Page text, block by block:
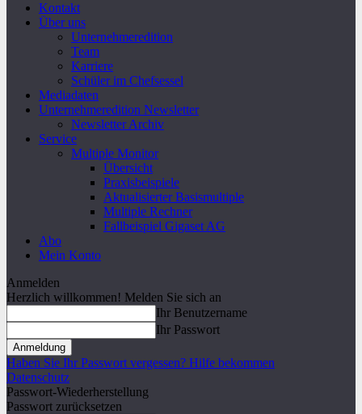
Kontakt
Über uns
Unternehmeredition
Team
Karriere
Schüler im Chefsessel
Mediadaten
Unternehmeredition Newsletter
Newsletter Archiv
Service
Multiple Monitor
Übersicht
Praxisbeispiele
Aktualisierter Basismultiple
Multiple Rechner
Fallbeispiel Gigaset AG
Abo
Mein Konto
Anmelden
Herzlich willkommen! Melden Sie sich an
Ihr Benutzername
Ihr Passwort
Haben Sie Ihr Passwort vergessen? Hilfe bekommen
Datenschutz
Passwort-Wiederherstellung
Passwort zurücksetzen